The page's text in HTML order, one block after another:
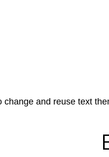
change and reuse text